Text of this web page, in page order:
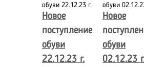
Новое
поступление
обуви
22.12.23 г.
Новое
обуви
02.12.23